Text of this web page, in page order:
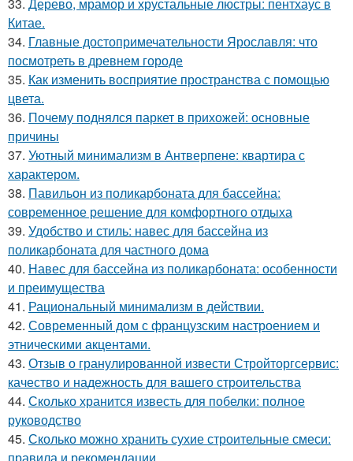
Китае.
34. Главные достопримечательности Ярославля: что
посмотреть в древнем городе
35. Как изменить восприятие пространства с помощью
цвета.
36. Почему поднялся паркет в прихожей: основные
причины
37. Уютный минимализм в Антверпене: квартира с
характером.
38. Павильон из поликарбоната для бассейна:
современное решение для комфортного отдыха
39. Удобство и стиль: навес для бассейна из
поликарбоната для частного дома
40. Навес для бассейна из поликарбоната: особенности
и преимущества
41. Рациональный минимализм в действии.
42. Современный дом с французским настроением и
этническими акцентами.
43. Отзыв о гранулированной извести Стройторгсервис:
качество и надежность для вашего строительства
44. Сколько хранится известь для побелки: полное
руководство
45. Сколько можно хранить сухие строительные смеси: